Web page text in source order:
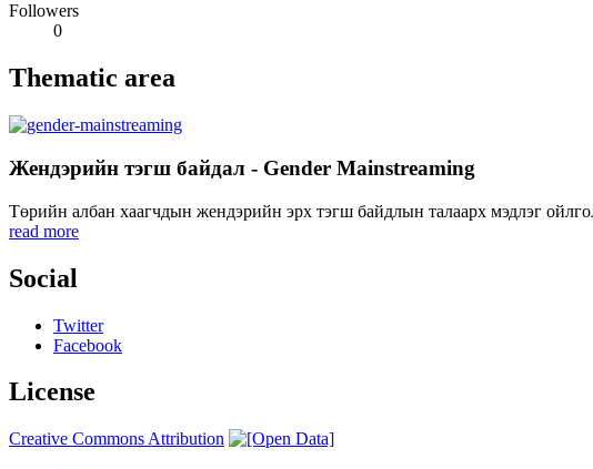
Followers
0
Thematic area
Жендэрийн тэгш байдал - Gender Mainstreaming
Төрийн албан хаагчдын жендэрийн эрх тэгш байдлын талаарх мэдлэг
read more
Social
Twitter
Facebook
License
Creative Commons Attribution